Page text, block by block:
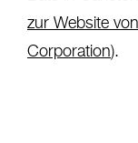
zur Website
Corporation).